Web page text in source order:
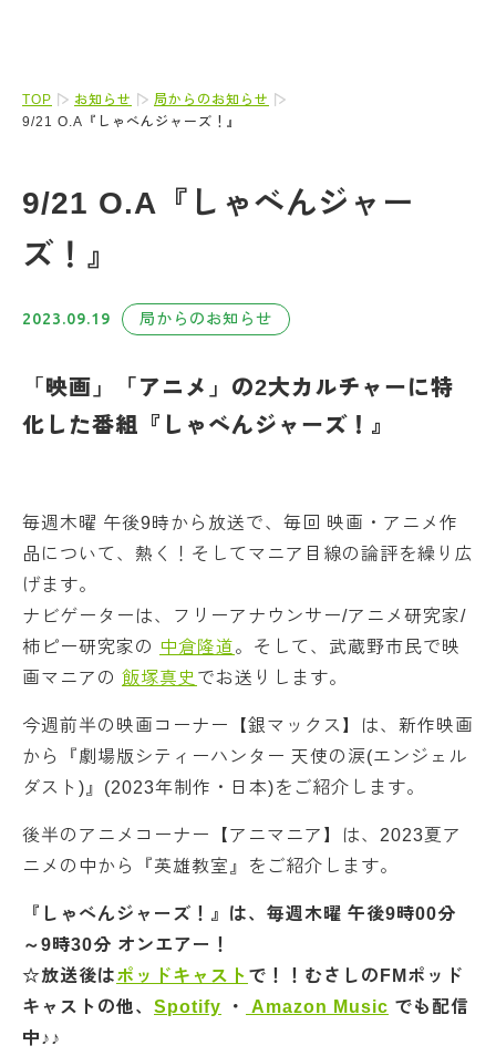
TOP お知らせ
局からのお知らせ
9/21 O.A『しゃべんジャーズ！』
9/21 O.A『しゃべんジャー
ズ！』
2023.09.19 局からのお知らせ
「 映画」「アニメ」の2大カルチャーに特
化した番組『しゃべんジャーズ！』
毎週木曜 午後9時から放送で、毎回 映画・アニメ作
品について、熱く！そしてマニア目線の論評を繰り広
げます。
ナビゲーターは、フリーアナウンサー/アニメ研究家/
柿ピー研究家の 中倉隆道。そして、武蔵野市民で映
画マニアの 飯塚真史 でお送りします。
今週前半の映画コーナー【銀マックス】は、新作映画
から『劇場版シティーハンター 天使の涙(エンジェル
ダスト)』(2023年制作・日本)をご紹介します。
後半のアニメコーナー【アニマニア】は、2023夏ア
ニメの中から『英雄教室』をご紹介します。
『しゃべんジャーズ！』は、毎週木曜 午後9時00分
～9時30分 オンエアー！
☆放送後はポッドキャスト で！！むさしのFMポッド
キャストの他、 Spotify ・ Amazon Music でも配信
中♪♪